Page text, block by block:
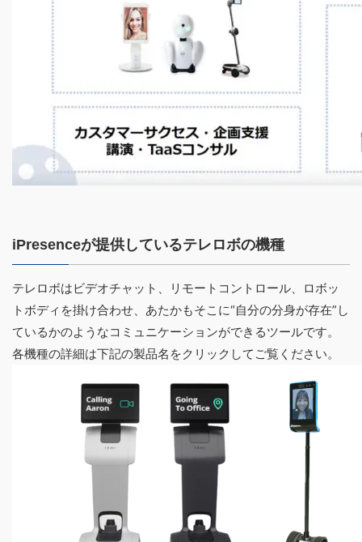
iPresenceが提供しているテレロボの機種
テレロボはビデオチャット、リモートコントロール、ロボッ
トボディを掛け合わせ、あたかもそこに“自分の分身が存在”し
ているかのようなコミュニケーションができるツールです。
各機種の詳細は下記の製品名をクリックしてご覧ください。